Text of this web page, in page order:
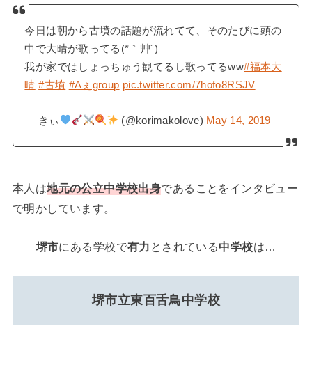
今日は朝から古墳の話題が流れてて、そのたびに頭の
中で大晴が歌ってる(*｀艸´)
我が家ではしょっちゅう観てるし歌ってるww#福本大
晴 #古墳 #Aぇgroup pic.twitter.com/7hofo8RSJV
— きぃ (@korimakolove) May 14, 2019
本人は地元の公立中学校出身であることをインタビュー
で明かしています。
堺市にある学校で有力 とされている中学校は…
堺市立東百舌鳥中学校